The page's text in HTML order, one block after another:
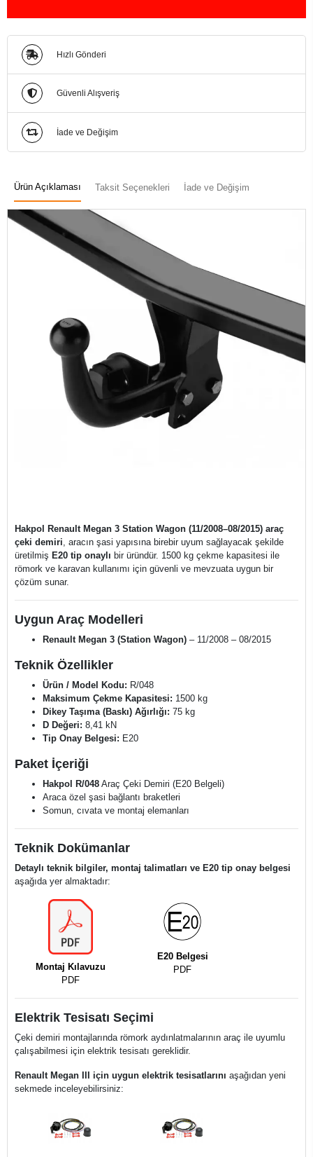
Hızlı Gönderi
Güvenli Alışveriş
İade ve Değişim
Ürün Açıklaması Taksit Seçenekleri İade ve Değişim
Hakpol Renault Megan 3 Station Wagon (11/2008–08/2015) araç
çeki demiri, aracın şasi yapısına birebir uyum sağlayacak şekilde
üretilmiş E20 tip onaylı bir üründür. 1500 kg çekme kapasitesi ile
römork ve karavan kullanımı için güvenli ve mevzuata uygun bir
çözüm sunar.
Uygun Araç Modelleri
Renault Megan 3 (Station Wagon) – 11/2008 – 08/2015
Teknik Özellikler
Ürün / Model Kodu: R/048
Maksimum Çekme Kapasitesi: 1500 kg
Dikey Taşıma (Baskı) Ağırlığı: 75 kg
D Değeri: 8,41 kN
Tip Onay Belgesi: E20
Paket İçeriği
Hakpol R/048 Araç Çeki Demiri (E20 Belgeli)
Araca özel şasi bağlantı braketleri
Somun, cıvata ve montaj elemanları
Teknik Dokümanlar
Detaylı teknik bilgiler, montaj talimatları ve E20 tip onay belgesi
aşağıda yer almaktadır:
Montaj Kılavuzu
PDF
E20 Belgesi
PDF
Elektrik Tesisatı Seçimi
Çeki demiri montajlarında römork aydınlatmalarının araç ile uyumlu
çalışabilmesi için elektrik tesisatı gereklidir.
Renault Megan III için uygun elektrik tesisatlarını aşağıdan yeni
sekmede inceleyebilirsiniz: